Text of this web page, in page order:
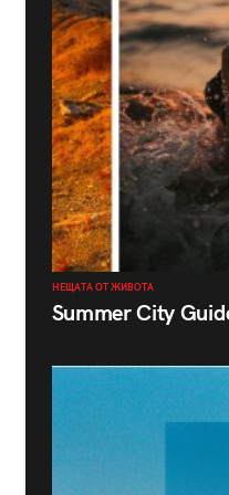
НЕЩАТА ОТ ЖИВОТА
Summer City